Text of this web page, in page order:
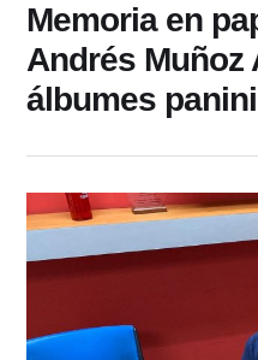
Memoria en
Andrés Muñoz
álbumes panini